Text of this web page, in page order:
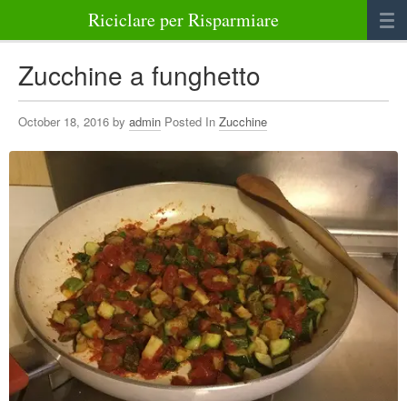
Riciclare per Risparmiare
Bellezza Benessere e Salute
Abbigliamento e Accessori
Zucchine a funghetto
October 18, 2016 by admin Posted In Zucchine